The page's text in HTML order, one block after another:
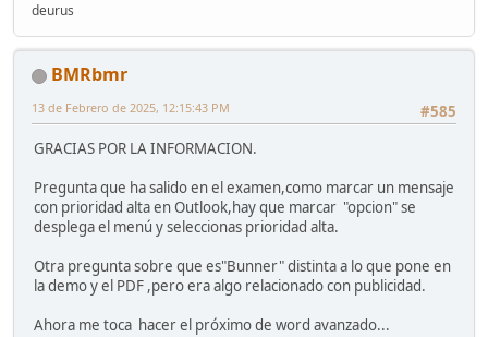
deurus
BMRbmr
#585
13 de Febrero de 2025, 12:15:43 PM
GRACIAS POR LA INFORMACION.
Pregunta que ha salido en el examen,como marcar un mensaje
con prioridad alta en Outlook,hay que marcar "opcion" se
desplega el menú y seleccionas prioridad alta.
Otra pregunta sobre que es"Bunner" distinta a lo que pone en
la demo y el PDF ,pero era algo relacionado con publicidad.
Ahora me toca hacer el próximo de word avanzado...